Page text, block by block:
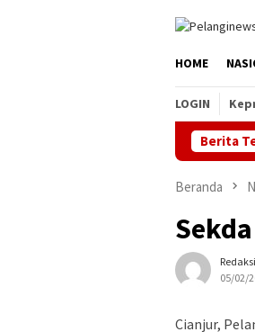
HOME
LOGIN
Berita
Beranda
05/02/
Cianjur,